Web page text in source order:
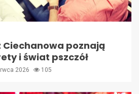
Ciechanowa poznają
i świat pszczół
2026 105